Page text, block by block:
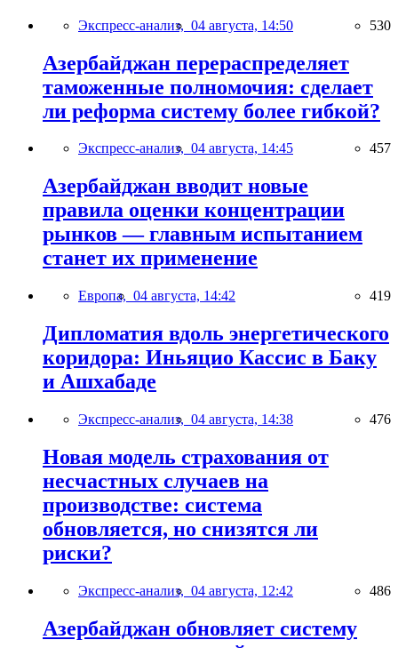
Экспресс-анализ, 04 августа, 14:50 530
Азербайджан перераспределяет
таможенные полномочия: сделает
ли реформа систему более гибкой?
Экспресс-анализ, 04 августа, 14:45 457
Азербайджан вводит новые
правила оценки концентрации
рынков — главным испытанием
станет их применение
Европа, 04 августа, 14:42 419
Дипломатия вдоль энергетического
коридора: Иньяцио Кассис в Баку
и Ашхабаде
Экспресс-анализ, 04 августа, 14:38 476
Новая модель страхования от
несчастных случаев на
производстве: система
обновляется, но снизятся ли
риски?
Экспресс-анализ, 04 августа, 12:42 486
Азербайджан обновляет систему